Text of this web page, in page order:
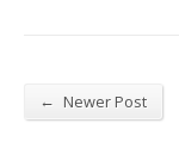
← Newer Post